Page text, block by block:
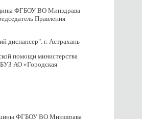
ФГБОУ ВО Минздрава
Правления
диспансер". г. Астрахань
помощи министерства
АО «Городская
ФГБОУ ВО Минздрава